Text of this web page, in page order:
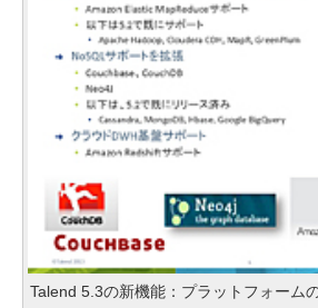
Talend 5.3の新機能：プラットフォーム